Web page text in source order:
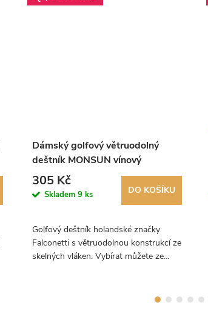
Dámský golfový větruodolný
deštník MONSUN vínový
305 Kč
Skladem 9 ks DO KOŠÍKU
Golfový deštník holandské značky
Falconetti s větruodolnou konstrukcí ze
skelných vláken. Vybírat můžete ze